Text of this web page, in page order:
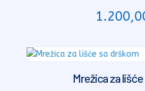
Mrežica za